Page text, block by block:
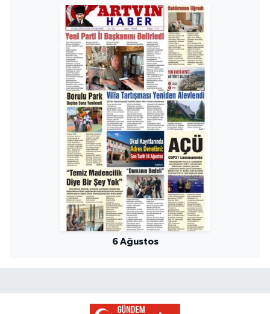
6 Ağustos